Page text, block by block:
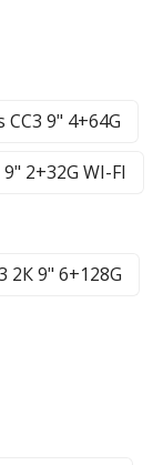
CC3 9" 4+64G
2+32G WI-FI
2К 9" 6+128G